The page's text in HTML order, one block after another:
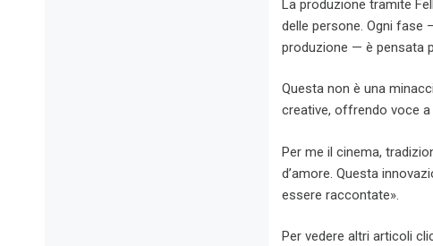
La produzione tramite
delle persone. Ogni fase
produzione — è pensata
Questa non è una
creative, offrendo voce
Per me il cinema,
d’amore. Questa
essere raccontate».
Per vedere altri articoli